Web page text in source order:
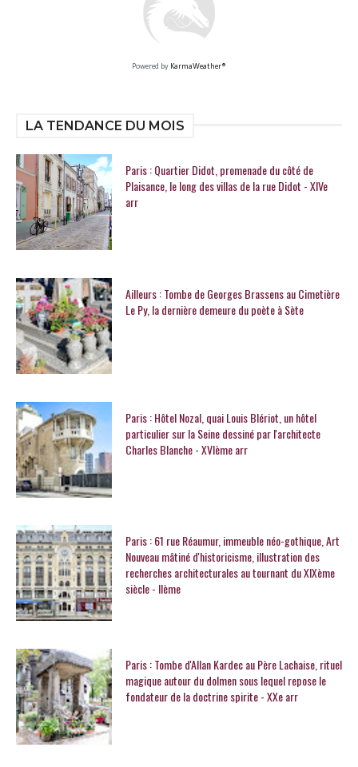
Powered by KarmaWeather®
LA TENDANCE DU MOIS
Paris : Quartier Didot, promenade du côté de
Plaisance, le long des villas de la rue Didot - XIVe
arr
Ailleurs : Tombe de Georges Brassens au Cimetière
Le Py, la dernière demeure du poète à Sète
Paris : Hôtel Nozal, quai Louis Blériot, un hôtel
particulier sur la Seine dessiné par l'architecte
Charles Blanche - XVIème arr
Paris : 61 rue Réaumur, immeuble néo-gothique, Art
Nouveau mâtiné d'historicisme, illustration des
recherches architecturales au tournant du XIXème
siècle - IIème
Paris : Tombe d'Allan Kardec au Père Lachaise, rituel
magique autour du dolmen sous lequel repose le
fondateur de la doctrine spirite - XXe arr